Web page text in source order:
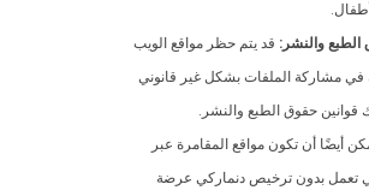
الطبع والنشر: قد يتم حظر مواقع الويب
في مشاركة الملفات بشكل غير قانوني
قوانين حقوق الطبع والنشر.
أيضًا أن تكون مواقع المقامرة عبر
تعمل بدون ترخيص دنماركي عرضة